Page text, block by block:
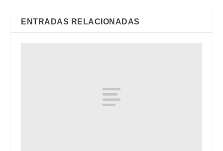
ENTRADAS RELACIONADAS